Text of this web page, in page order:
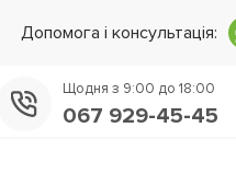
Допомога і консультація:
Щодня з 9:00 до 18:00
067 929-45-45